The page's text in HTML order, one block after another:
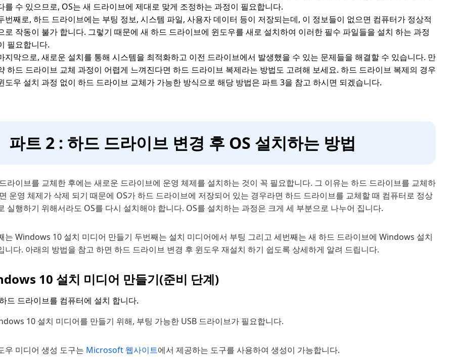
를 수 있으므로, OS는 새 드라이브에 제대로 맞게 조정하는 과정이 필요합니다.
번째로, 하드 드라이브에는 부팅 정보, 시스템 파일, 사용자 데이터 등이 저장되는데, 이 정보들이 없으면 컴퓨터가 정상적
로 작동이 불가 합니다. 그렇기 때문에 새 하드 드라이브에 윈도우를 새로 설치하여 이러한 필수 파일들을 설치 하는 과정
필요합니다.
지막으로, 새로운 설치를 통해 시스템을 최적화하고 이전 드라이브에서 발생했을 수 있는 문제들을 해결할 수 있습니다. 만
하드 드라이브 교체 과정이 어렵게 느껴진다면 하드 드라이브 복제라는 방법도 고려해 보세요. 하드 드라이브 복제의 경우
도우 설치 과정 없이 하드 드라이브 교체가 가능한 방식으로 해당 방법은 파트 3을 참고 하시면 되겠습니다.
파트 2 : 하드 드라이브 변경 후 OS 설치하는 방법
라이브를 교체한 후에는 새로운 드라이브에 운영 체제를 설치하는 것이 꼭 필요합니다. 그 이유는 하드 드라이브를 교체하
운영 체제가 삭제 되기 때문에 OS가 하드 드라이브에 저장되어 있는 경우라면 하드 드라이브를 교체할 때 컴퓨터로 정상
실행하기 위해서라도 OS를 다시 설치해야 합니다. OS를 설치하는 과정은 크게 세 부분으로 나누어 집니다.
는 Windows 10 설치 미디어 만들기 두번째는 설치 미디어에서 부팅 그리고 세번째는 새 하드 드라이브에 Windows 설치
니다. 아래의 방법을 참고 하면 하드 드라이브 변경 후 윈도우 재설치 하기 쉽도록 상세하게 알려 드립니다.
10 설치 미디어 만들기(준비 단계)
드 드라이브를 컴퓨터에 설치 합니다.
10 설치 미디어를 만들기 위해, 부팅 가능한 USB 드라이브가 필요합니다.
우 미디어 생성 도구는 Microsoft 웹사이트에서 제공하는 도구를 사용하여 생성이 가능합니다.